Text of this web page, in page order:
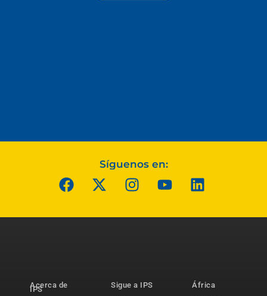
Síguenos en:
Acerca de
IPS
Sigue a IPS
África